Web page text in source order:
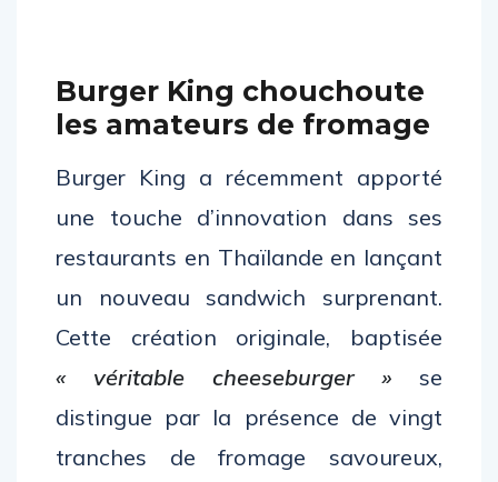
Burger King chouchoute
les amateurs de fromage
Burger King a récemment apporté
une touche d’innovation dans ses
restaurants en Thaïlande en lançant
un nouveau sandwich surprenant.
Cette création originale, baptisée
« véritable cheeseburger » se
distingue par la présence de vingt
tranches de fromage savoureux,